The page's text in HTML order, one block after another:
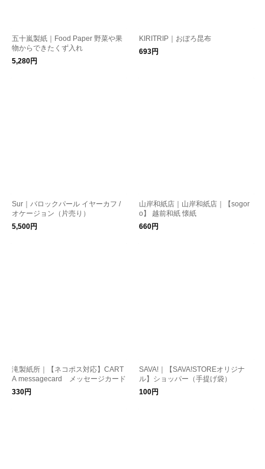
五十嵐製紙｜Food Paper 野菜や果
物からできたくず入れ
5,280円
KIRITRIP｜おぼろ昆布
693円
Sur｜バロックパール イヤーカフ /
オケージョン（片売り）
5,500円
山岸和紙店｜山岸和紙店｜【sogor
o】 越前和紙 懐紙
660円
滝製紙所｜【ネコポス対応】CART
A messagecard メッセージカード
330円
SAVA!｜【SAVA!STOREオリジナ
ル】ショッパー（手提げ袋）
100円